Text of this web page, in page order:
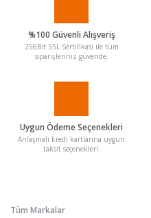
%100 Güvenli Alışveriş
256Bit SSL Sertifikası ile tüm
siparişleriniz güvende.
Uygun Ödeme Seçenekleri
Anlaşmalı kredi kartlarına uygun
taksit seçenekleri.
Tüm Markalar